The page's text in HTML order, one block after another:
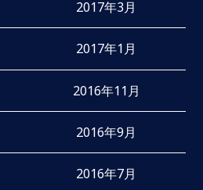
2017年3月
2017年1月
2016年11月
2016年9月
2016年7月